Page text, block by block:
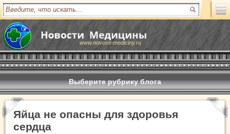
www.novosti-mediciny.ru
Выберите рубрику блога
Яйца не опасны для здоровья
сердца